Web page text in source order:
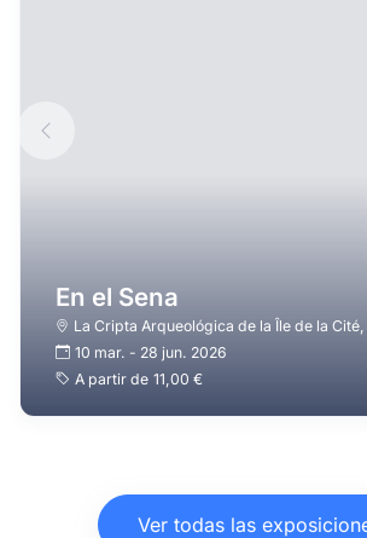
En el Sena
La Cripta Arqueológica de la Île de la Cité,
10 mar. - 28 jun. 2026
A partir de 11,00 €
Ver todas las